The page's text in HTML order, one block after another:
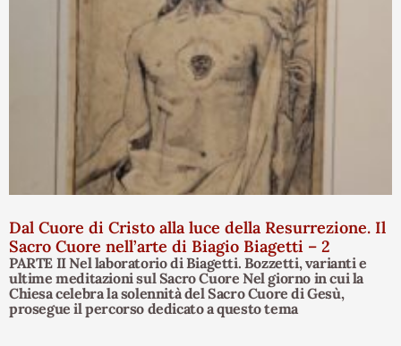
Dal Cuore di Cristo alla luce della Resurrezione. Il
Sacro Cuore nell’arte di Biagio Biagetti – 2
PARTE II Nel laboratorio di Biagetti. Bozzetti, varianti e
ultime meditazioni sul Sacro Cuore Nel giorno in cui la
Chiesa celebra la solennità del Sacro Cuore di Gesù,
prosegue il percorso dedicato a questo tema